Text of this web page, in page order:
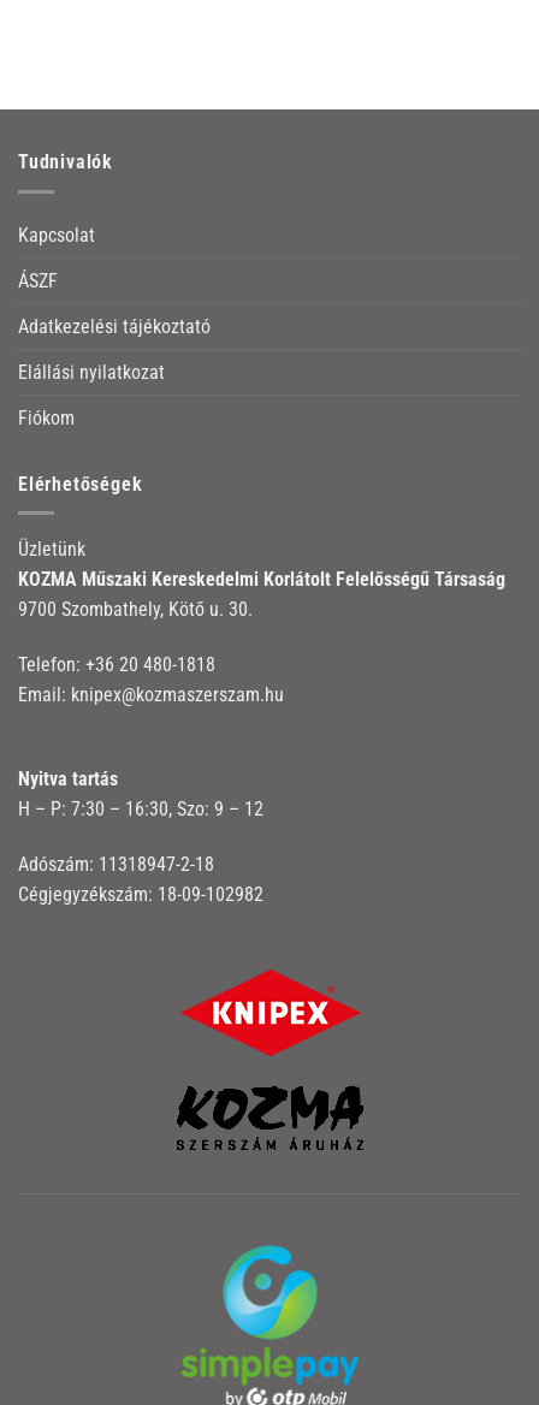
Tudnivalók
Kapcsolat
ÁSZF
Adatkezelési tájékoztató
Elállási nyilatkozat
Fiókom
Elérhetőségek
Üzletünk
KOZMA Műszaki Kereskedelmi Korlátolt Felelősségű Társaság
9700 Szombathely, Kötő u. 30.
Telefon: +36 20 480-1818
Email: knipex@kozmaszerszam.hu
Nyitva tartás
H – P: 7:30 – 16:30, Szo: 9 – 12
Adószám: 11318947-2-18
Cégjegyzékszám: 18-09-102982